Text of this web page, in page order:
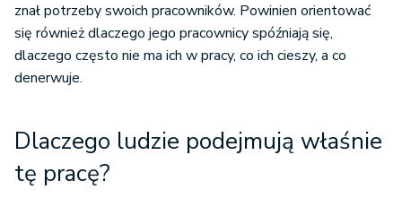
znał potrzeby swoich pracowników. Powinien orientować
się również dlaczego jego pracownicy spóźniają się,
dlaczego często nie ma ich w pracy, co ich cieszy, a co
denerwuje.
Dlaczego ludzie podejmują właśnie
tę pracę?